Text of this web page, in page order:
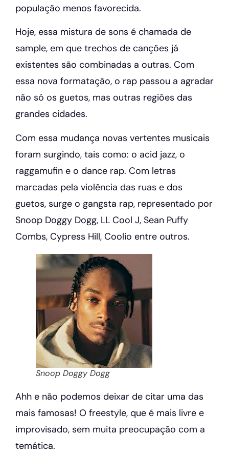
população menos favorecida.
Hoje, essa mistura de sons é chamada de
sample, em que trechos de canções já
existentes são combinadas a outras. Com
essa nova formatação, o rap passou a agradar
não só os guetos, mas outras regiões das
grandes cidades.
Com essa mudança novas vertentes musicais
foram surgindo, tais como: o acid jazz, o
raggamufin e o dance rap. Com letras
marcadas pela violência das ruas e dos
guetos, surge o gangsta rap, representado por
Snoop Doggy Dogg, LL Cool J, Sean Puffy
Combs, Cypress Hill, Coolio entre outros.
Snoop Doggy Dogg
Ahh e não podemos deixar de citar uma das
mais famosas! O freestyle, que é mais livre e
improvisado, sem muita preocupação com a
temática.